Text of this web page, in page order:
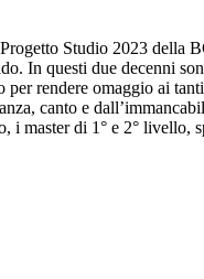
Studio 2023 della
In questi due decenni
rendere omaggio ai
canto e
i master di 1° e 2°